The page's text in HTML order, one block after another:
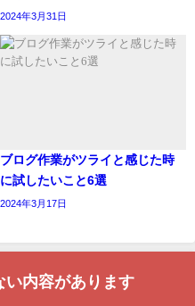
2024年3月31日
ブログ作業がツライと感じた時
に試したいこと6選
2024年3月17日
い内容があります